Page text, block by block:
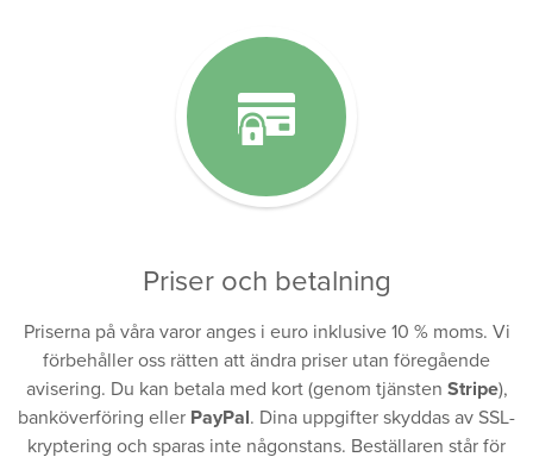
Priser och betalning
Priserna på våra varor anges i euro inklusive 10 % moms. Vi
förbehåller oss rätten att ändra priser utan föregående
avisering. Du kan betala med kort (genom tjänsten Stripe),
banköverföring eller PayPal. Dina uppgifter skyddas av SSL-
kryptering och sparas inte någonstans. Beställaren står för